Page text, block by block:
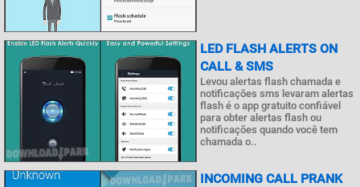
LED FLASH ALERTS ON
CALL & SMS
Levou alertas flash chamada e
notificações sms levaram alertas
flash é o app gratuito confiável
para obter alertas flash ou
notificações quando você tem
chamada o..
INCOMING CALL PRANK